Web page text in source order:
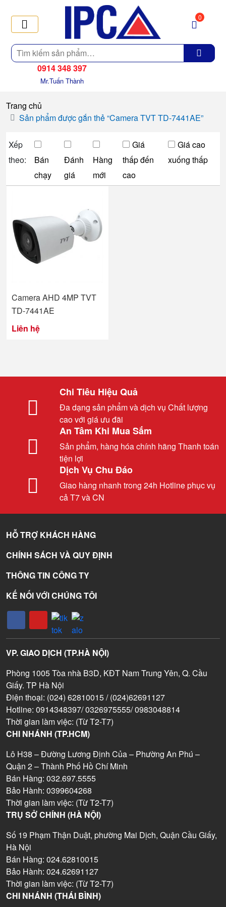
Tìm
kiếm
0
0914 348 397
Mr.Tuấn Thành
Trang chủ
Sản phẩm được gắn thẻ “Camera TVT TD-7441AE”
Xếp
theo:
Bán
chạy
Đánh
giá
Hàng
mới
Giá
thấp đến
cao
Giá cao
xuống thấp
Camera AHD 4MP TVT
TD-7441AE
Liên hệ
Chi Tiêu Hiệu Quả
Đa dạng sản phẩm và dịch vụ Chất lượng
cao với giá ưu đãi
An Tâm Khi Mua Sắm
Sản phẩm, hàng hóa chính hãng Thanh toán
tiện lợi
Dịch Vụ Chu Đáo
Giao hàng nhanh trong 24h Hotline phục vụ
cả T7 và CN
HỖ TRỢ KHÁCH HÀNG
CHÍNH SÁCH VÀ QUY ĐỊNH
THÔNG TIN CÔNG TY
KẾ NỐI VỚI CHÚNG TÔI
VP. GIAO DỊCH (TP.HÀ NỘI)
Phòng 1005 Tòa nhà B3D, KĐT Nam Trung Yên, Q. Cầu
Giấy. TP Hà Nội
Điện thoại: (024) 62810015 / (024)62691127
Hotline: 0914348397/ 0326975555/ 0983048814
Thời gian làm việc: (Từ T2-T7)
CHI NHÁNH (TP.HCM)
Lô H38 – Đường Lương Định Của – Phường An Phú –
Quận 2 – Thành Phố Hồ Chí Minh
Bán Hàng: 032.697.5555
Bảo Hành: 0399604268
Thời gian làm việc: (Từ T2-T7)
TRỤ SỞ CHÍNH (HÀ NỘI)
Số 19 Phạm Thận Duật, phường Mai Dịch, Quận Cầu Giấy,
Hà Nội
Bán Hàng: 024.62810015
Bảo Hành: 024.62691127
Thời gian làm việc: (Từ T2-T7)
CHI NHÁNH (THÁI BÌNH)